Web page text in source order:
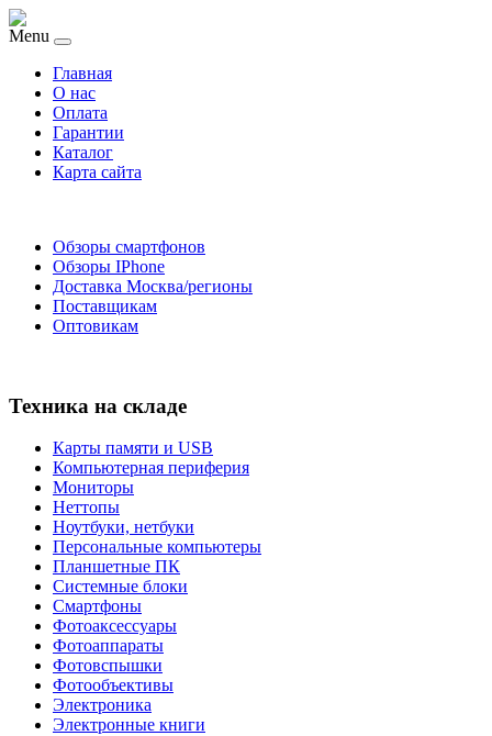
Menu
Главная
O нас
Оплата
Гарантии
Каталог
Карта сайта
Обзоры смартфонов
Обзоры IPhone
Доставка Москва/регионы
Поставщикам
Оптовикам
Техника на складе
Карты памяти и USB
Компьютерная периферия
Мониторы
Неттопы
Ноутбуки, нетбуки
Персональные компьютеры
Планшетные ПК
Системные блоки
Смартфоны
Фотоаксессуары
Фотоаппараты
Фотовспышки
Фотообъективы
Электроника
Электронные книги